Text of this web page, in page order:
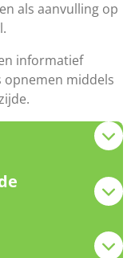
als aanvulling op
informatief
opnemen middels